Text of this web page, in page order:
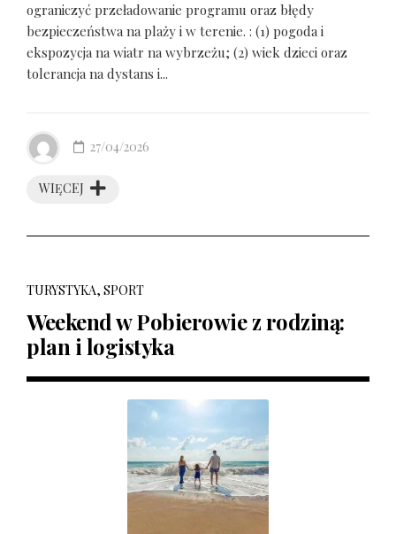
ograniczyć przeładowanie programu oraz błędy
bezpieczeństwa na plaży i w terenie. : (1) pogoda i
ekspozycja na wiatr na wybrzeżu; (2) wiek dzieci oraz
tolerancja na dystans i...
WIĘCEJ
27/04/2026
TURYSTYKA, SPORT
Weekend w Pobierowie z rodziną:
plan i logistyka